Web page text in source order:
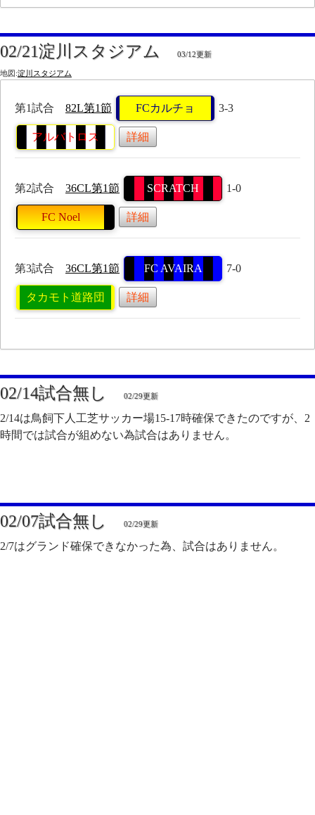
02/21淀川スタジアム 03/12更新
地図:淀川スタジアム
第1試合 82L第1節 FCカルチョ 3-3
アルバトロス 詳細
第2試合 36CL第1節 SCRATCH 1-0
FC Noel 詳細
第3試合 36CL第1節 FC AVAIRA 7-0
タカモト道路団 詳細
02/14試合無し 02/29更新
2/14は鳥飼下人工芝サッカー場15-17時確保できたのですが、2
時間では試合が組めない為試合はありません。
02/07試合無し 02/29更新
2/7はグランド確保できなかった為、試合はありません。